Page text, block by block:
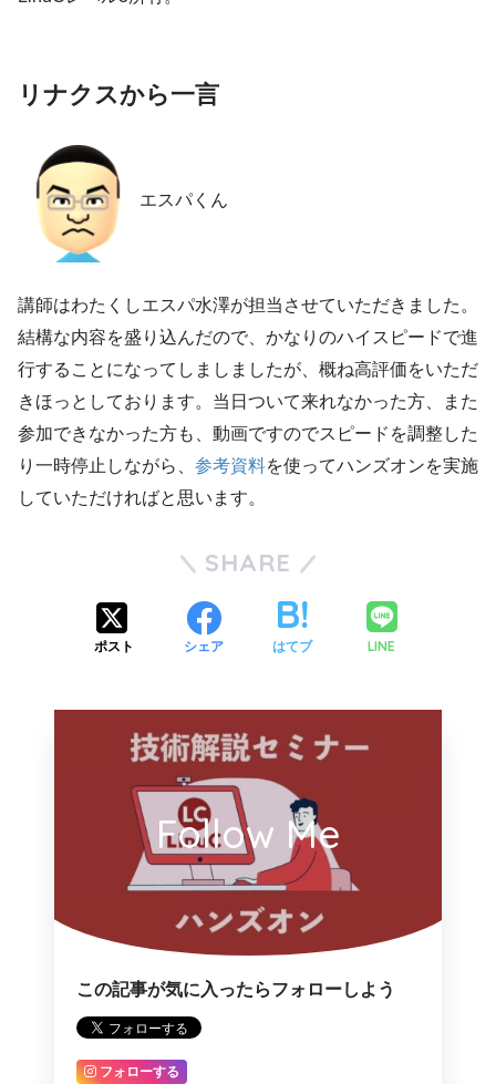
リナクスから一言
エスパくん
講師はわたくしエスパ水澤が担当させていただきました。
結構な内容を盛り込んだので、かなりのハイスピードで進
行することになってしましましたが、概ね高評価をいただ
きほっとしております。当日ついて来れなかった方、また
参加できなかった方も、動画ですのでスピードを調整した
り一時停止しながら、 参考資料を使ってハンズオンを実施
していただければと思います。
SHARE
ポスト シェア はてブ LINE
Follow Me
この記事が気に入ったらフォローしよう
フォローする